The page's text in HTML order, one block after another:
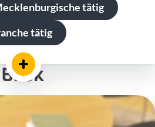
tätig
tätig